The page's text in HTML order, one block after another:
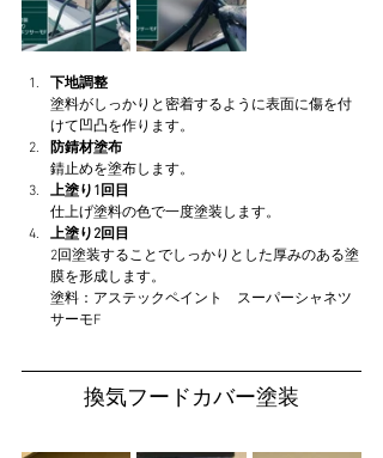
下地調整
塗料がしっかりと密着するように表面に傷を付
けて凹凸を作ります。
防錆材塗布
錆止めを塗布します。
上塗り1回目
仕上げ塗料の色で一度塗装します。
上塗り2回目
2回塗装することでしっかりとした厚みのある塗
膜を形成します。
塗料：アステックペイント　スーパーシャネツ
サーモF
換気フードカバー塗装